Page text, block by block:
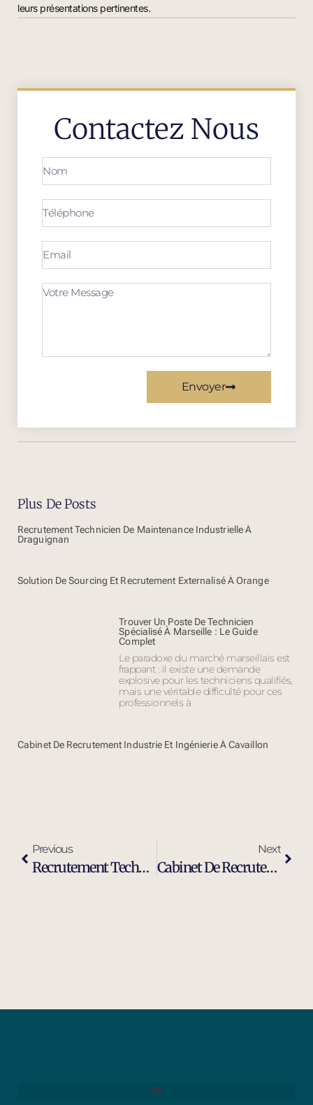
leurs présentations pertinentes.
Contactez Nous
Envoyer
Plus De Posts
Recrutement Technicien De Maintenance Industrielle À
Draguignan
Solution De Sourcing Et Recrutement Externalisé À Orange
Trouver Un Poste De Technicien
Spécialisé À Marseille : Le Guide
Complet
Le paradoxe du marché marseillais est
frappant : il existe une demande
explosive pour les techniciens qualifiés,
mais une véritable difficulté pour ces
professionnels à
Cabinet De Recrutement Industrie Et Ingénierie À Cavaillon
Previous
Recrutement Technicien De Maintenance Industrielle À Sophia Antipolis
Next
Cabinet De Recrutement Cadres Et Dirigeants À Grasse